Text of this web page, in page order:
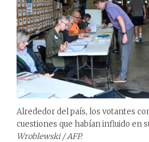
Alrededor del país, los votantes
cuestiones que habían influido en
Wroblewski / AFP.